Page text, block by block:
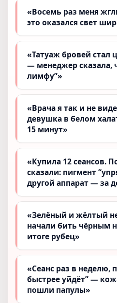
«Восемь раз меня
это оказался свет
«Татуаж бровей стал
— менеджер сказала,
лимфу”»
«Врача я так и не
девушка в белом
15 минут»
«Купила 12 сеансов.
сказали: пигмент
другой аппарат — за
«Зелёный и жёлтый
начали бить чёрным
итоге рубец»
«Сеанс раз в неделю,
быстрее уйдёт” —
пошли папулы»